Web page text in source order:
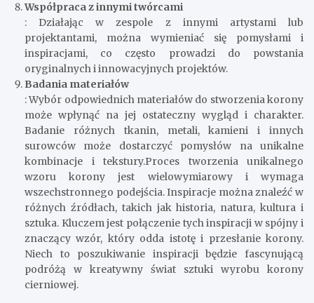
Współpraca z innymi twórcami
: Działając w zespole z innymi artystami lub
projektantami, można wymieniać się pomysłami i
inspiracjami, co często prowadzi do powstania
oryginalnych i innowacyjnych projektów.
Badania materiałów
: Wybór odpowiednich materiałów do stworzenia korony
może wpłynąć na jej ostateczny wygląd i charakter.
Badanie różnych tkanin, metali, kamieni i innych
surowców może dostarczyć pomysłów na unikalne
kombinacje i tekstury.Proces tworzenia unikalnego
wzoru korony jest wielowymiarowy i wymaga
wszechstronnego podejścia. Inspiracje można znaleźć w
różnych źródłach, takich jak historia, natura, kultura i
sztuka. Kluczem jest połączenie tych inspiracji w spójny i
znaczący wzór, który odda istotę i przesłanie korony.
Niech to poszukiwanie inspiracji będzie fascynującą
podróżą w kreatywny świat sztuki wyrobu korony
cierniowej.